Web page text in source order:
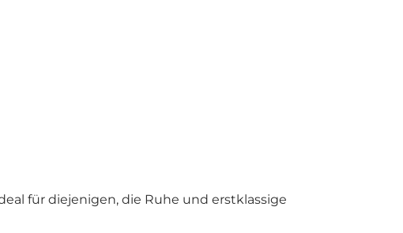
für diejenigen, die Ruhe und erstklassige